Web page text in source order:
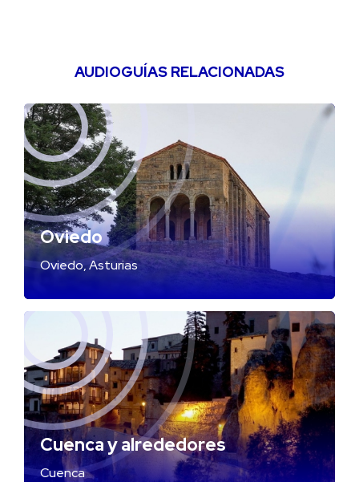
AUDIOGUÍAS RELACIONADAS
Oviedo
Oviedo, Asturias
Cuenca y alrededores
Cuenca